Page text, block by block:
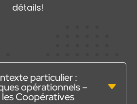
détails!
particulier :
opérationnels –
Coopératives